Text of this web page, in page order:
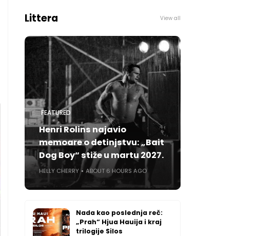
Littera View all
FEATURED
Henri Rolins najavio
memoare o detinjstvu: „Bait
Dog Boy“ stiže u martu 2027.
HELLY CHERRY ABOUT 6 HOURS AGO
Nada kao poslednja reč:
„Prah“ Hjua Hauija i kraj
trilogije Silos